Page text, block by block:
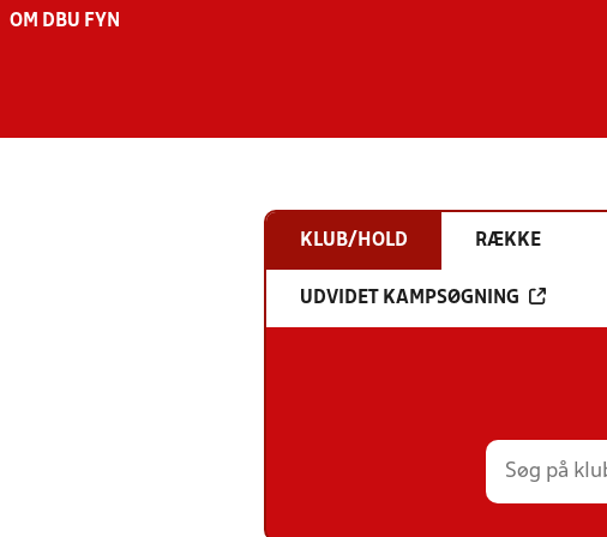
OM DBU FYN
KLUB/HOLD RÆKKE
UDVIDET KAMPSØGNING